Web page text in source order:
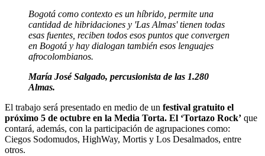
Bogotá como contexto es un híbrido, permite una
cantidad de hibridaciones y 'Las Almas' tienen todas
esas fuentes, reciben todos esos puntos que convergen
en Bogotá y hay dialogan también esos lenguajes
afrocolombianos.
María José Salgado, percusionista de las 1.280
Almas.
El trabajo será presentado en medio de un festival gratuito el
próximo 5 de octubre en la Media Torta. El ‘Tortazo Rock’ que
contará, además, con la participación de agrupaciones como:
Ciegos Sodomudos, HighWay, Mortis y Los Desalmados, entre
otros.